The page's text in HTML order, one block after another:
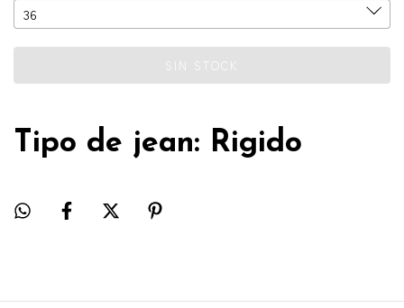
Tipo de jean: Rigido